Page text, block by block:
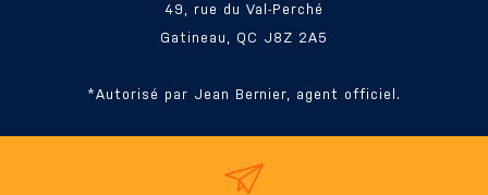
49, rue du Val-Perché
Gatineau, QC J8Z 2A5
*Autorisé par Jean Bernier, agent officiel.